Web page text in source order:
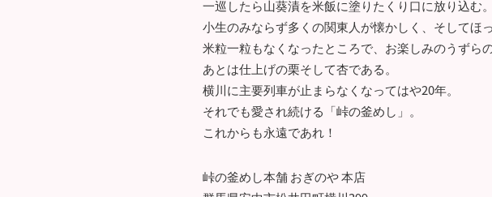
一巡したら山葵漬を米飯に塗りたくり口に放り込む。
小生のみならず多くの関東人が懐かしく、そしてほ
米粒一粒もなくなったところで、お楽しみのうずら
あとは仕上げの栗そして杏である。
横川に主要列車が止まらなくなってはや20年。
それでも愛され続ける「峠の釜めし」。
これからも永遠であれ！
峠の釜めし本舗 おぎのや 本店